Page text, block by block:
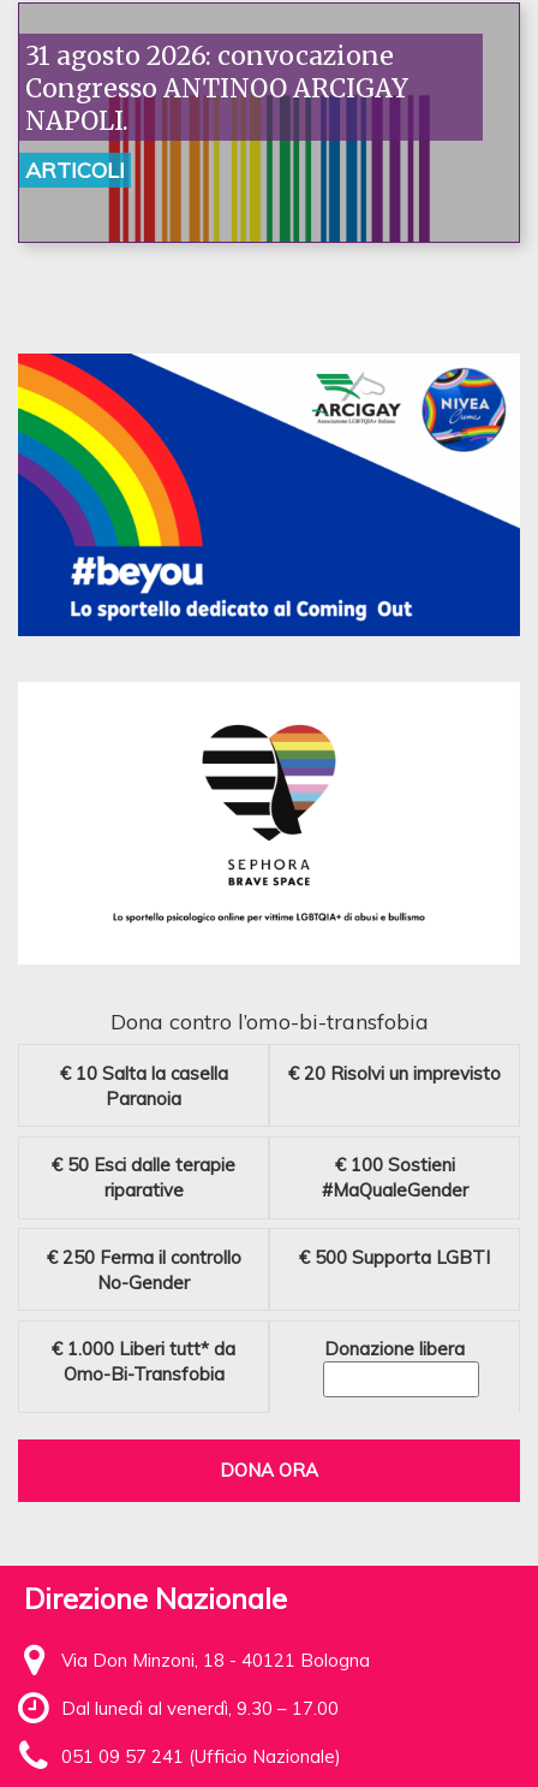
31 agosto 2026: convocazione
Congresso ANTINOO ARCIGAY
NAPOLI.
ARTICOLI
Dona contro l’omo-bi-transfobia
€ 10 Salta la casella
Paranoia
€ 20 Risolvi un imprevisto
€ 50 Esci dalle terapie
riparative
€ 100 Sostieni
#MaQualeGender
€ 250 Ferma il controllo
No-Gender
€ 500 Supporta LGBTI
€ 1.000 Liberi tutt* da
Omo-Bi-Transfobia
Donazione libera
DONA ORA
Direzione Nazionale
Via Don Minzoni, 18 - 40121 Bologna
Dal lunedì al venerdì, 9.30 – 17.00
051 09 57 241 (Ufficio Nazionale)